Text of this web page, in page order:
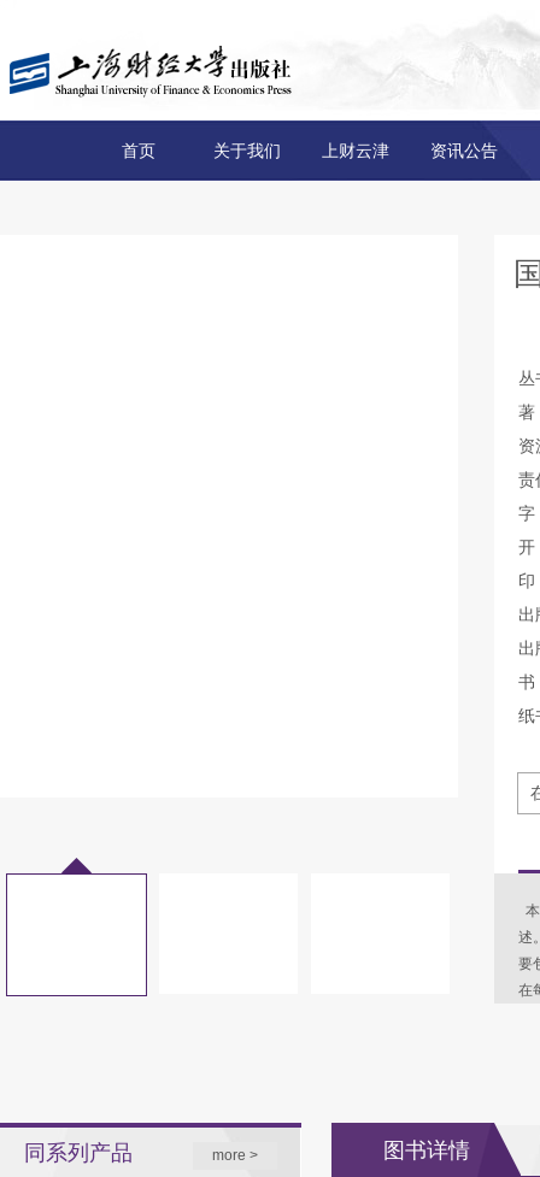
首页 关于我们 上财云津 资讯公告
丛
著
资
责
出
出
纸
述
要
在
同系列产品 more > 图书详情